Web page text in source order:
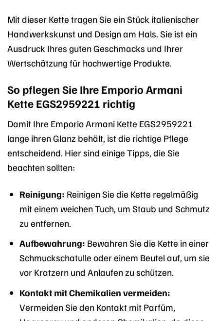
Mit dieser Kette tragen Sie ein Stück italienischer
Handwerkskunst und Design am Hals. Sie ist ein
Ausdruck Ihres guten Geschmacks und Ihrer
Wertschätzung für hochwertige Produkte.
So pflegen Sie Ihre Emporio Armani
Kette EGS2959221 richtig
Damit Ihre Emporio Armani Kette EGS2959221
lange ihren Glanz behält, ist die richtige Pflege
entscheidend. Hier sind einige Tipps, die Sie
beachten sollten:
Reinigung: Reinigen Sie die Kette regelmäßig
mit einem weichen Tuch, um Staub und Schmutz
zu entfernen.
Aufbewahrung: Bewahren Sie die Kette in einer
Schmuckschatulle oder einem Beutel auf, um sie
vor Kratzern und Anlaufen zu schützen.
Kontakt mit Chemikalien vermeiden:
Vermeiden Sie den Kontakt mit Parfüm,